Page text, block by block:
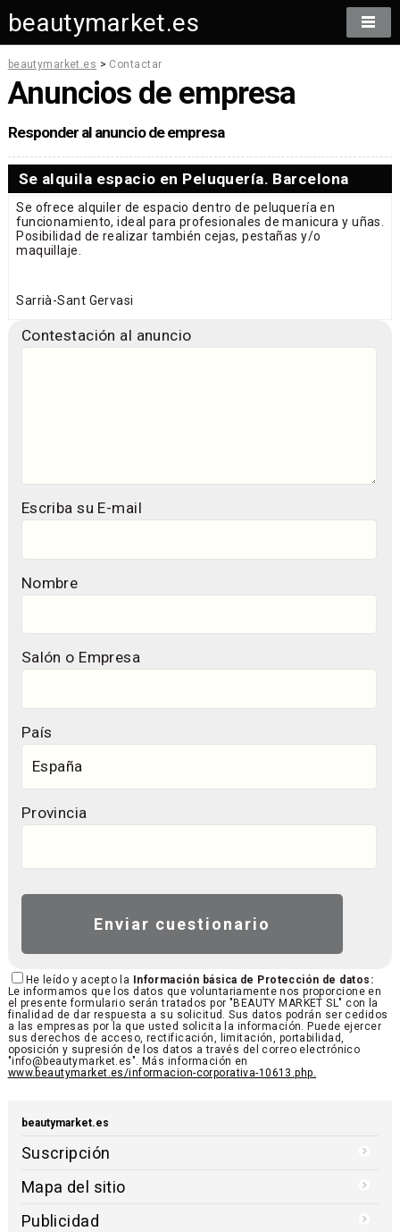
beautymarket.es
beautymarket.es > Contactar
Anuncios de empresa
Responder al anuncio de empresa
Se alquila espacio en Peluquería. Barcelona
Se ofrece alquiler de espacio dentro de peluquería en
funcionamiento, ideal para profesionales de manicura y uñas.
Posibilidad de realizar también cejas, pestañas y/o
maquillaje.
Sarrià-Sant Gervasi
Contestación al anuncio
Escriba su E-mail
Nombre
Salón o Empresa
País
Provincia
He leído y acepto la
Información básica de Protección de datos:
Le informamos que los datos que voluntariamente nos proporcione en
el presente formulario serán tratados por "BEAUTY MARKET SL" con la
finalidad de dar respuesta a su solicitud. Sus datos podrán ser cedidos
a las empresas por la que usted solicita la información. Puede ejercer
sus derechos de acceso, rectificación, limitación, portabilidad,
oposición y supresión de los datos a través del correo electrónico
"info@beautymarket.es". Más información en
www.beautymarket.es/informacion-corporativa-10613.php.
beautymarket.es
Suscripción
Mapa del sitio
Publicidad